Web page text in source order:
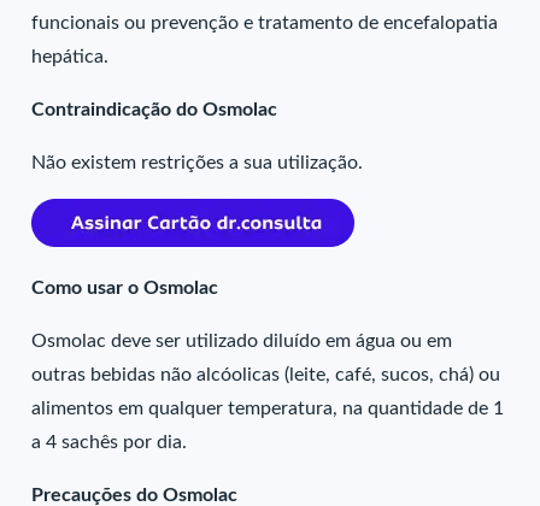
funcionais ou prevenção e tratamento de encefalopatia
hepática.
Contraindicação do Osmolac
Não existem restrições a sua utilização.
Como usar o Osmolac
Osmolac deve ser utilizado diluído em água ou em
outras bebidas não alcóolicas (leite, café, sucos, chá) ou
alimentos em qualquer temperatura, na quantidade de 1
a 4 sachês por dia.
Precauções do Osmolac